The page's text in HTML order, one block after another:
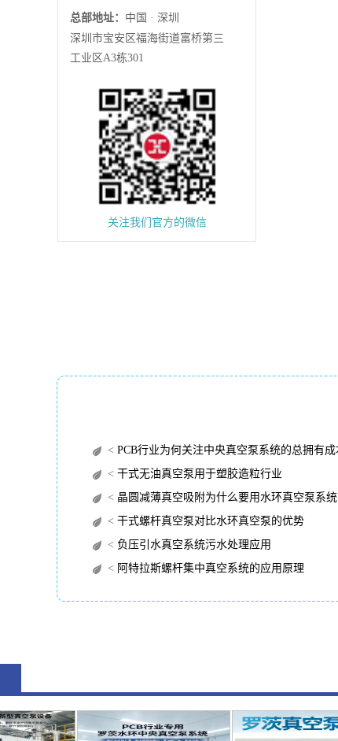
总部地址： 中国 · 深圳
深圳市宝安区福海街道富桥第三
工业区A3栋301
关注我们官方的微信
< PCB行业为何关注中央真空泵系统的总拥有成本（
< 干式无油真空泵用于塑胶造粒行业
< 晶圆减薄真空吸附为什么要用水环真空泵系统
< 干式螺杆真空泵对比水环真空泵的优势
< 负压引水真空系统污水处理应用
< 阿特拉斯螺杆集中真空系统的应用原理